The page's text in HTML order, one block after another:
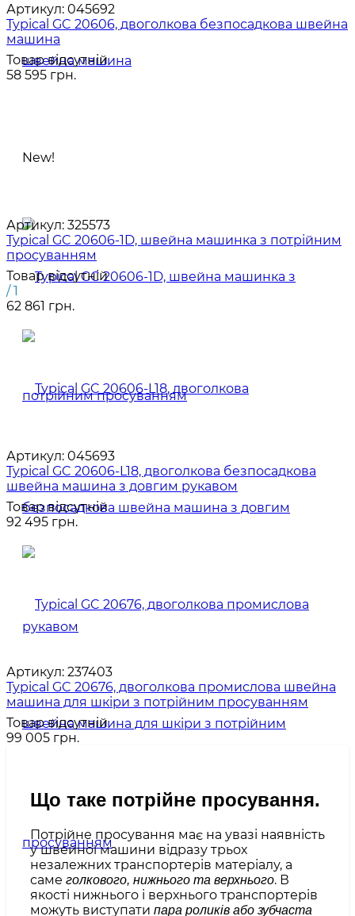
Артикул: 045692
Typical GC 20606, двоголкова безпосадкова швейна
машина
Товар відсутній
58 595 грн.
New!
Артикул: 325573
Typical GC 20606-1D, швейна машинка з потрійним
просуванням
Товар відсутній
/ 1
62 861 грн.
Артикул: 045693
Typical GC 20606-L18, двоголкова безпосадкова
швейна машина з довгим рукавом
Товар відсутній
92 495 грн.
Артикул: 237403
Typical GC 20676, двоголкова промислова швейна
машина для шкіри з потрійним просуванням
Товар відсутній
99 005 грн.
Що таке потрійне просування.
Потрійне просування має на увазі наявність
у швейної машини відразу трьох
незалежних транспортерів матеріалу, а
саме голкового, нижнього та верхнього. В
якості нижнього і верхнього транспортерів
можуть виступати пара роликів або зубчаста